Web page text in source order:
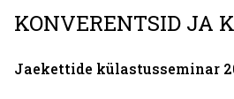
KONVERENTSID JA
Jaekettide külastusseminar